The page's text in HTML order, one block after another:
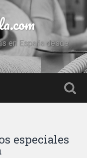
en España desde
especiales